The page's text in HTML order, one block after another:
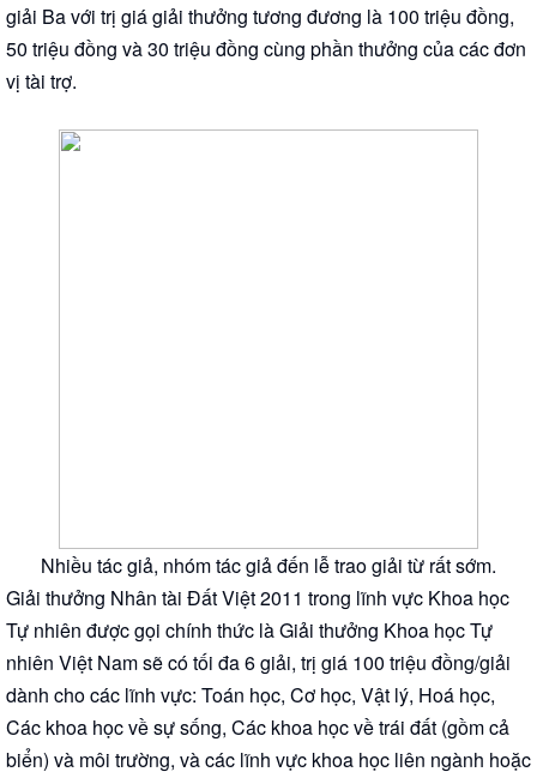
giải Ba với trị giá giải thưởng tương đương là 100 triệu đồng,
50 triệu đồng và 30 triệu đồng cùng phần thưởng của các đơn
vị tài trợ.
Nhiều tác giả, nhóm tác giả đến lễ trao giải từ rất sớm.
Giải thưởng Nhân tài Đất Việt 2011 trong lĩnh vực Khoa học
Tự nhiên được gọi chính thức là Giải thưởng Khoa học Tự
nhiên Việt Nam sẽ có tối đa 6 giải, trị giá 100 triệu đồng/giải
dành cho các lĩnh vực: Toán học, Cơ học, Vật lý, Hoá học,
Các khoa học về sự sống, Các khoa học về trái đất (gồm cả
biển) và môi trường, và các lĩnh vực khoa học liên ngành hoặc